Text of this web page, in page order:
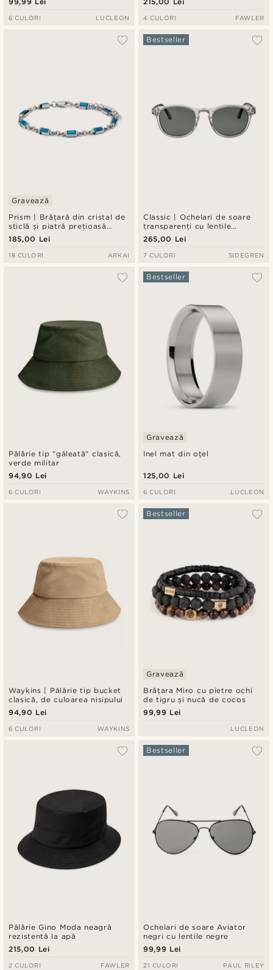
6 CULORI LUCLEON 4 CULORI FAWLER
Prism | Brățară din cristal de
sticlă și piatră prețioasă
albastră, în ton argintiu
Gravează
185,00 Lei
18 CULORI ARKAI
Classic | Ochelari de soare
transparenți cu lentile
polarizate fumurii
Bestseller
265,00 Lei
7 CULORI SIDEGREN
Pălărie tip "găleată" clasică,
verde militar
94,90 Lei
6 CULORI WAYKINS
Inel mat din oțel
Bestseller
Gravează
125,00 Lei
6 CULORI LUCLEON
Waykins | Pălărie tip bucket
clasică, de culoarea nisipului
94,90 Lei
6 CULORI WAYKINS
Brățara Miro cu pietre ochi
de tigru și nucă de cocos
Bestseller
Gravează
99,99 Lei
LUCLEON
Pălărie Gino Moda neagră
rezistentă la apă
215,00 Lei
2 CULORI FAWLER
Ochelari de soare Aviator
negri cu lentile negre
Bestseller
99,99 Lei
21 CULORI PAUL RILEY